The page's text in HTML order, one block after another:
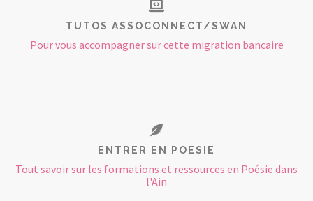
TUTOS ASSOCONNECT/SWAN
Pour vous accompagner sur cette migration bancaire
ENTRER EN POESIE
Tout savoir sur les formations et ressources en Poésie dans
l'Ain